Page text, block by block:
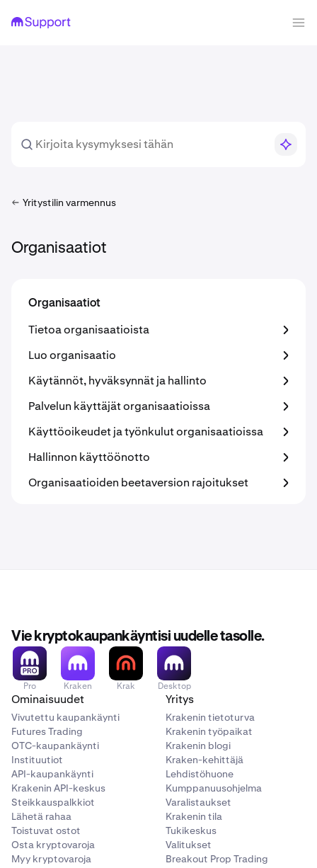
Yritystilin varmennus
Organisaatiot
Organisaatiot
Tietoa organisaatioista
Luo organisaatio
Käytännöt, hyväksynnät ja hallinto
Palvelun käyttäjät organisaatioissa
Käyttöoikeudet ja työnkulut organisaatioissa
Hallinnon käyttöönotto
Organisaatioiden beetaversion rajoitukset
Vie kryptokaupankäyntisi uudelle tasolle.
Pro Kraken Krak Desktop
Ominaisuudet
Vivutettu kaupankäynti
Futures Trading
OTC-kaupankäynti
Instituutiot
API-kaupankäynti
Krakenin API-keskus
Steikkauspalkkiot
Lähetä rahaa
Toistuvat ostot
Osta kryptovaroja
Myy kryptovaroja
Yritys
Krakenin tietoturva
Krakenin työpaikat
Krakenin blogi
Kraken-kehittäjä
Lehdistöhuone
Kumppanuusohjelma
Varalistaukset
Krakenin tila
Tukikeskus
Valitukset
Breakout Prop Trading